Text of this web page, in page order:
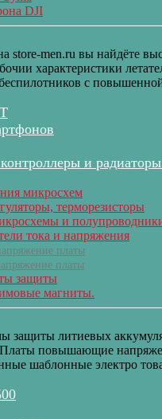
DJI
store-men.ru вы найдёте
характеристики
с
и
микросхем
терморезисторы
и
тока и напряжения
платы
платы
защиты
магниты.
защиты литиевых
повышающие
шаблонные электро